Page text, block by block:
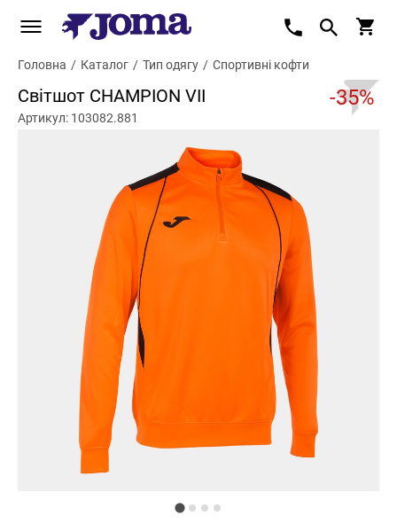
Головна / Каталог / Тип одягу / Спортивні кофти
Світшот CHAMPION VII -35%
Артикул: 103082.881